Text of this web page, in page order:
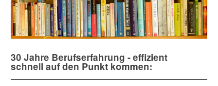
30 Jahre Berufserfahrung - effizient
schnell auf den Punkt kommen: